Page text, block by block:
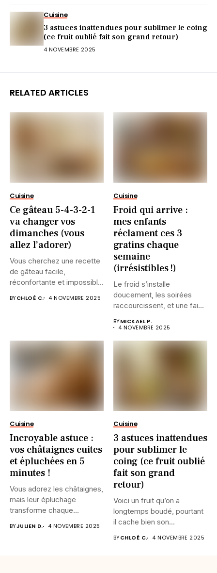
Cuisine
3 astuces inattendues pour sublimer le coing
(ce fruit oublié fait son grand retour)
4 NOVEMBRE 2025
RELATED ARTICLES
Cuisine
Ce gâteau 5-4-3-2-1
va changer vos
dimanches (vous
allez l’adorer)
Vous cherchez une recette
de gâteau facile,
réconfortante et impossible
BYCHLOÉ C. 4 NOVEMBRE 2025
Cuisine
Froid qui arrive :
mes enfants
réclament ces 3
gratins chaque
semaine
(irrésistibles !)
Le froid s’installe
doucement, les soirées
raccourcissent, et une faim
BYMICKAEL P.
4 NOVEMBRE 2025
Cuisine
Incroyable astuce :
vos châtaignes cuites
et épluchées en 5
minutes !
Vous adorez les châtaignes,
mais leur épluchage
transforme chaque
BYJULIEN D. 4 NOVEMBRE 2025
Cuisine
3 astuces inattendues
pour sublimer le
coing (ce fruit oublié
fait son grand
retour)
Voici un fruit qu’on a
longtemps boudé, pourtant
il cache bien son...
BYCHLOÉ C. 4 NOVEMBRE 2025